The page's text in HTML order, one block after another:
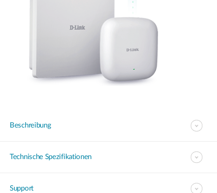
Beschreibung
Technische Spezifikationen
Support